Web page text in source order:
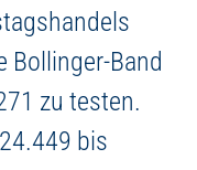
Bollinger-Band
zu testen.
bis